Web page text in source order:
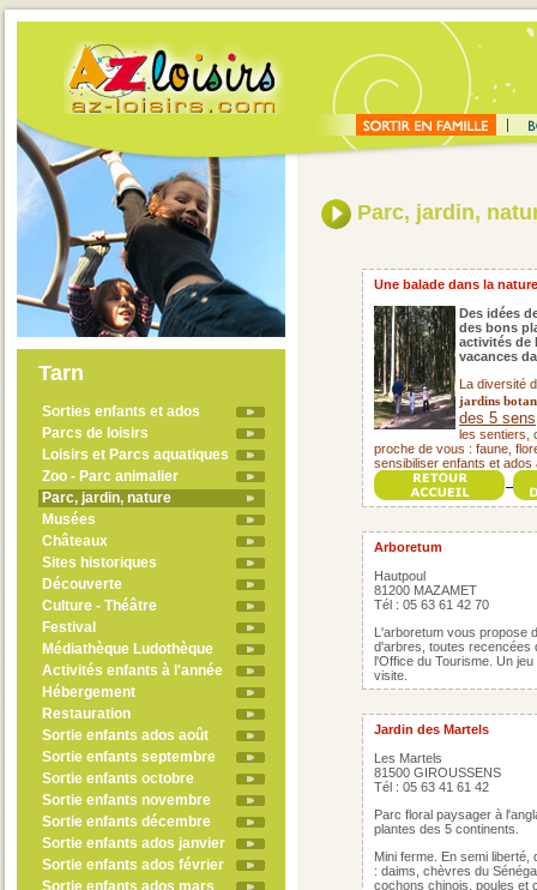
Tarn
Sorties enfants et ados
Parcs de loisirs
Loisirs et Parcs aquatiques
Zoo - Parc animalier
Parc, jardin, nature
Musées
Châteaux
Sites historiques
Découverte
Culture - Théâtre
Festival
Médiathèque Ludothèque
Activités enfants à l'année
Hébergement
Restauration
Sortie enfants ados août
Sortie enfants septembre
Sortie enfants octobre
Sortie enfants novembre
Sortie enfants décembre
Sortie enfants ados janvier
Sortie enfants ados février
Sortie enfants ados mars
Parc, jardin,
Une balade dans la
Des idées
des bons
activités de
vacances
La diversité
jardins
des 5 sens
les sentiers,
proche de vous : faune,
sensibiliser enfants et ados
Arboretum
Hautpoul
81200 MAZAMET
Tél : 05 63 61 42 70
L'arboretum vous propose
d'arbres, toutes recencées
l'Office du Tourisme. Un
visite.
Jardin des Martels
Les Martels
81500 GIROUSSENS
Tél : 05 63 41 61 42
Parc floral paysager à
plantes des 5 continents.
Mini ferme. En semi
: daims, chèvres du
cochons chinois, poules et